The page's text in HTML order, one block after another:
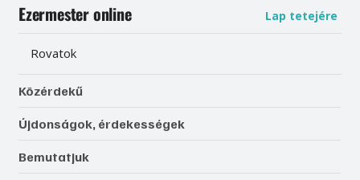
Ezermester online Lap tetejére
Rovatok
Közérdekű
Újdonságok, érdekességek
Bemutatjuk